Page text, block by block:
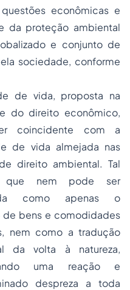
econômicas e
da proteção ambiental
e conjunto de
sociedade, conforme
de vida, proposta na
do direito econômico,
coincidente com a
de vida almejada nas
direito ambiental. Tal
que nem pode ser
como apenas o
de bens e comodidades
nem como a tradução
da volta à natureza,
uma reação e
despreza a toda